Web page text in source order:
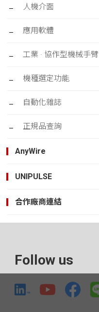
人機介面
應用軟體
工業 · 協作型機械手臂
機種選定功能
自動化雜誌
正規品查詢
AnyWire
UNIPULSE
合作廠商連結
Follow us